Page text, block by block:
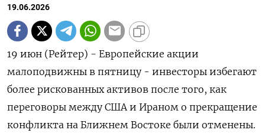
19.06.2026
19 июн (Рейтер) - Европейские акции
малоподвижны в пятницу - инвесторы избегают
более ‌рискованных активов после того, как
переговоры между США и Ираном о ​прекращение
​конфликта ​на Ближнем Востоке были ⁠отменены.